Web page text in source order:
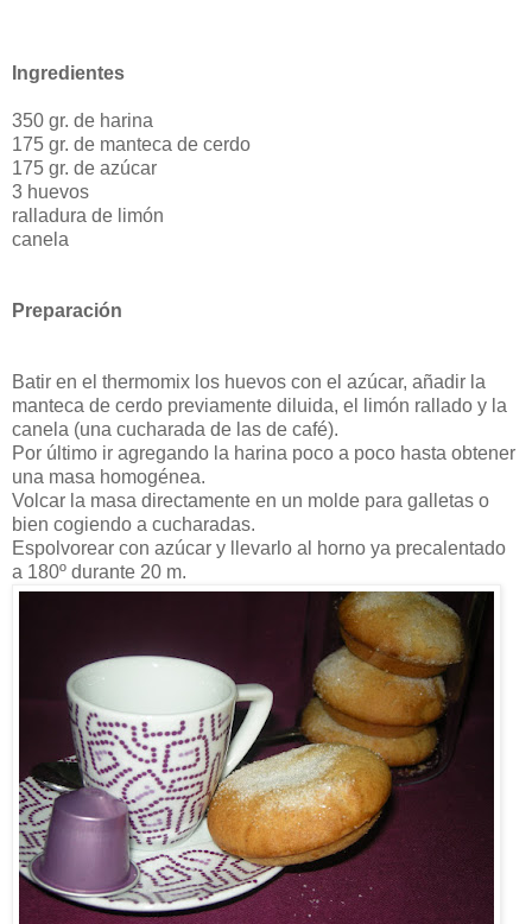
Ingredientes
350 gr. de harina
175 gr. de manteca de cerdo
175 gr. de azúcar
3 huevos
ralladura de limón
canela
Preparación
Batir en el thermomix los huevos con el azúcar, añadir la
manteca de cerdo previamente diluida, el limón rallado y la
canela (una cucharada de las de café).
Por último ir agregando la harina poco a poco hasta obtener
una masa homogénea.
Volcar la masa directamente en un molde para galletas o
bien cogiendo a cucharadas.
Espolvorear con azúcar y llevarlo al horno ya precalentado
a 180º durante 20 m.